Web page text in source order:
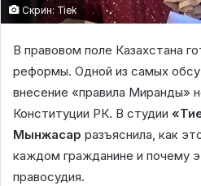
Скрин: Tiek
В правовом поле Казахстана
реформы. Одной из самых
внесение «правила Миранды»
Конституции РК. В студии
Мынжасар разъяснила, как
каждом гражданине и почему
правосудия.